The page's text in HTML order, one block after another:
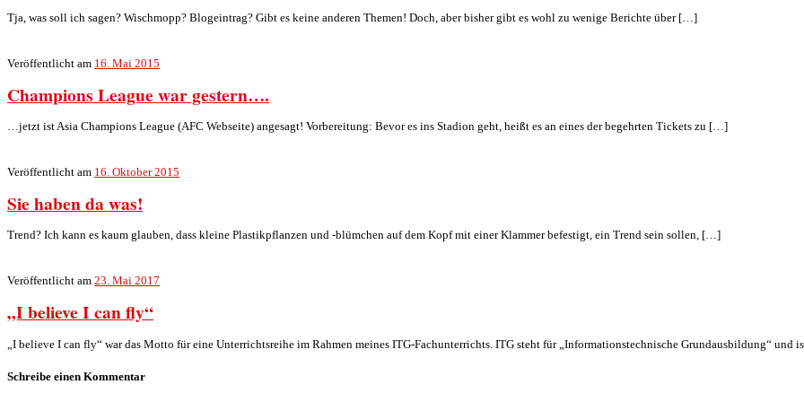
Tja, was soll ich sagen? Wischmopp? Blogeintrag? Gibt es keine anderen Themen! Doch, aber bisher gibt es wohl zu wenige Berichte über […]
Veröffentlicht am 16. Mai 2015
Champions League war gestern….
…jetzt ist Asia Champions League (AFC Webseite) angesagt! Vorbereitung: Bevor es ins Stadion geht, heißt es an eines der begehrten Tickets zu […]
Veröffentlicht am 16. Oktober 2015
Sie haben da was!
Trend? Ich kann es kaum glauben, dass kleine Plastikpflanzen und -blümchen auf dem Kopf mit einer Klammer befestigt, ein Trend sein sollen, […]
Veröffentlicht am 23. Mai 2017
„I believe I can fly“
„I believe I can fly“ war das Motto für eine Unterrichtsreihe im Rahmen meines ITG-Fachunterrichts. ITG steht für „Informationstechnische Grundausbildung“ und
Schreibe einen Kommentar